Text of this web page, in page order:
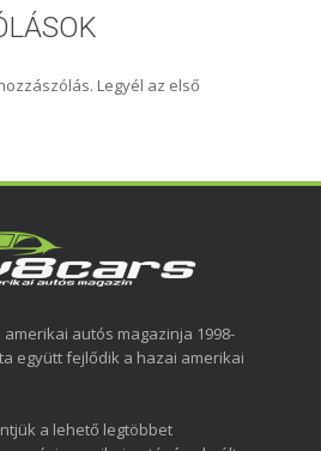
Legyél az első
autós magazinja 1998-
együtt fejlődik a hazai amerikai
a lehető legtöbbet